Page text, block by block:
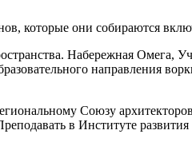
которые они собираются
Набережная
направления
Союзу
в Институте